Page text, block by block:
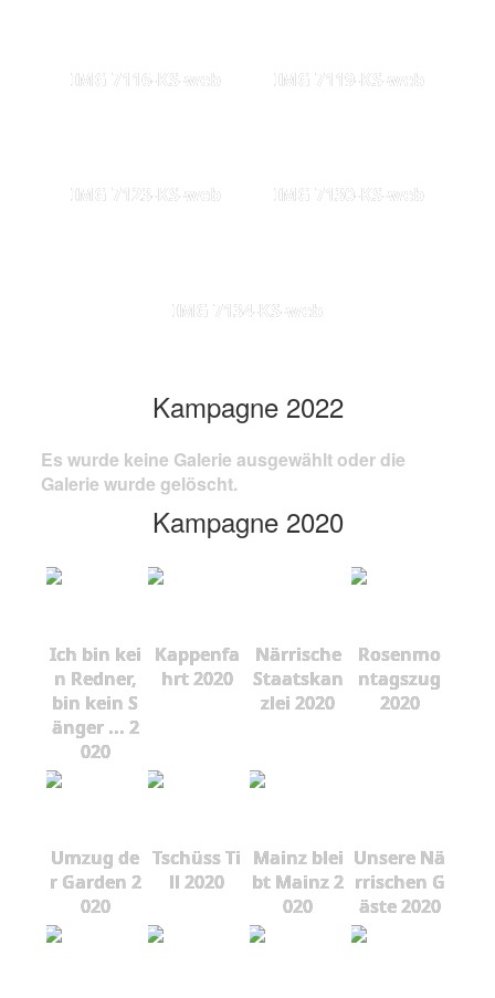
IMG 7116-KS-web IMG 7119-KS-web
IMG 7123-KS-web IMG 7130-KS-web
IMG 7134-KS-web
Kampagne 2022
Es wurde keine Galerie ausgewählt oder die
Galerie wurde gelöscht.
Kampagne 2020
Ich bin kei
n Redner,
bin kein S
änger ... 2
020
Kappenfa
hrt 2020
Närrische
Staatskan
zlei 2020
Rosenmo
ntagszug
2020
Umzug de
r Garden 2
020
Tschüss Ti
ll 2020
Mainz blei
bt Mainz 2
020
Unsere Nä
rrischen G
äste 2020